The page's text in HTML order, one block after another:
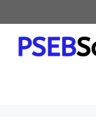
to
content